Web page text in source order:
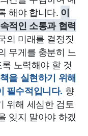
해야 합니다. 이
적인 소통과 협력
의 미래를 결정짓
무게를 충분히 느
노력해야 할 것
을 실현하기 위해
필수적입니다. 향
위해 세심한 검토
잊지 말아야 하겠